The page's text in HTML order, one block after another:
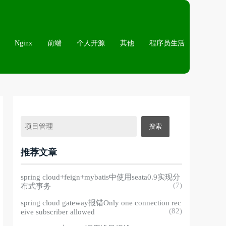
Nginx 前端 个人开源 其他 程序员生活
推荐文章
spring cloud+feign+mybatis中使用seata0.9实现分
布式事务
(7)
spring cloud gateway报错Only one connection rec
eive subscriber allowed
(82)